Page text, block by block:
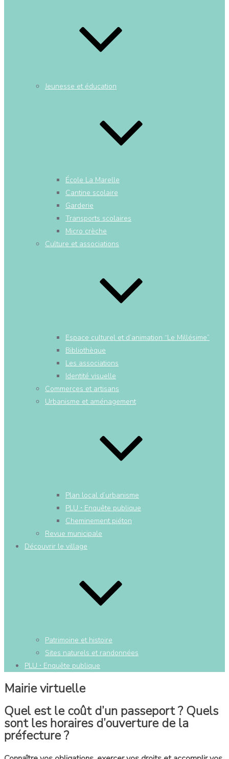
Jeunesse et éducation
École La Marelle
Cantine scolaire
Garderie
Transports scolaires
Micro crèche
Culture et associations
Espace culturel et d’animation “Le Millésime”
Bibliothèque
Les associations
Identité visuelle
Commerces et artisans
Urbanisme et aménagement
Plan local d’urbanisme
PLU ⋅ Enquête publique
Cheminement piéton
Revue municipale
Découvrir le village
Patrimoine et histoire
Sites naturels et randonnées
PLU ⋅ Enquête publique
Mairie virtuelle
Quel est le coût d’un passeport ? Quels
sont les horaires d’ouverture de la
préfecture ?